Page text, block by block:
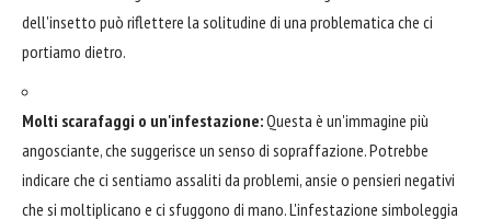
dell'insetto può riflettere la solitudine di una problematica che ci
portiamo dietro.
Molti scarafaggi o un'infestazione:Questa è un'immagine più
angosciante, che suggerisce un senso di sopraffazione. Potrebbe
indicare che ci sentiamo assaliti da problemi, ansie o pensieri negativi
che si moltiplicano e ci sfuggono di mano. L'infestazione simboleggia